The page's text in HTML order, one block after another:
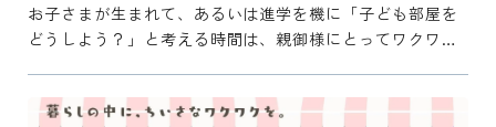
お子さまが生まれて、あるいは進学を機に「子ども部屋を
どうしよう？」と考える時間は、親御様にとってワクワク
ず。 今回は ...